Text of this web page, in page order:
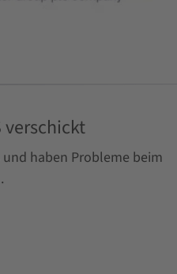
verschickt
und haben Probleme beim